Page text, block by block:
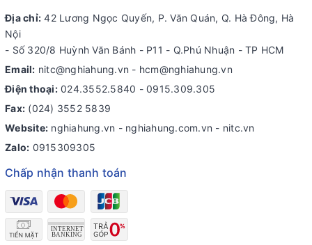
Địa chỉ: 42 Lương Ngọc Quyến, P. Văn Quán, Q. Hà Đông, Hà
Nội
- Số 320/8 Huỳnh Văn Bánh - P11 - Q.Phú Nhuận - TP HCM
Email: nitc@nghiahung.vn - hcm@nghiahung.vn
Điện thoại: 024.3552.5840 - 0915.309.305
Fax: (024) 3552 5839
Website: nghiahung.vn - nghiahung.com.vn - nitc.vn
Zalo: 0915309305
Chấp nhận thanh toán